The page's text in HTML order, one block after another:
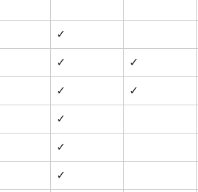
✓
✓ ✓
✓ ✓
✓
✓
✓